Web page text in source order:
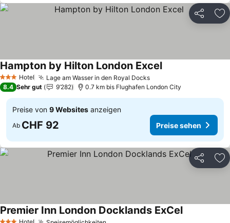
Teilen
3 SterneHotel Lage am Wasser in den Royal DocksPreise sehen
Hampton by Hilton London ExcelPreise sehen
8.4 Sehr gut 9’282 0.7 km bis Flughafen London City
Preise von 9 Websites anzeigen
Ab CHF 92 Preise sehen
Teilen
Hotel
Premier Inn London Docklands ExCelPreise